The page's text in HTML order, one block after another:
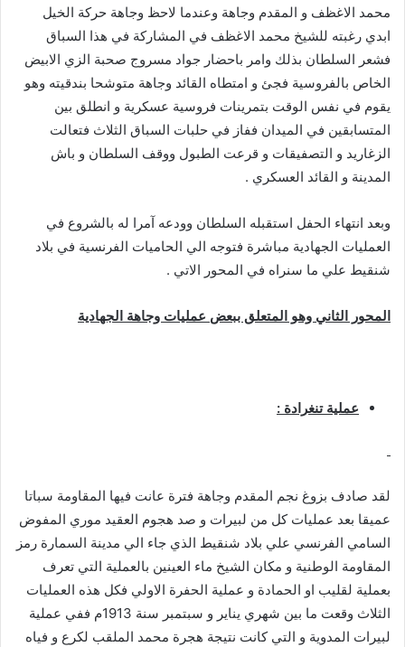
محمد الاغظف و المقدم وجاهة وعندما لاحظ وجاهة حركة الخيل
ابدي رغبته للشيخ محمد الاغظف في المشاركة في هذا السباق
فشعر السلطان بذلك وامر باحضار جواد مسروج صحبة الزي الابيض
الخاص بالفروسية فجئ و امتطاه القائد وجاهة متوشحا بندقيته وهو
يقوم في نفس الوقت بتمرينات فروسية عسكرية و انطلق بين
المتسابقين في الميدان ففاز في حلبات السباق الثلاث فتعالت
الزغاريد و التصفيقات و قرعت الطبول ووقف السلطان و باش
المدينة و القائد العسكري .
وبعد انتهاء الحفل استقبله السلطان وودعه آمرا له بالشروع في
العمليات الجهادية مباشرة فتوجه الي الحاميات الفرنسية في بلاد
شنقيط علي ما سنراه في المحور الاتي .
المحور الثاني وهو المتعلق ببعض عمليات وجاهة الجهادية
عملية تنغرادة :
لقد صادف بزوغ نجم المقدم وجاهة فترة عانت فيها المقاومة سباتا
عميقا بعد عمليات كل من لبيرات و صد هجوم العقيد موري المفوض
السامي الفرنسي علي بلاد شنقيط الذي جاء الي مدينة السمارة رمز
المقاومة الوطنية و مكان الشيخ ماء العينين بالعملية التي تعرف
بعملية لقليب او الحمادة و عملية الحفرة الاولي فكل هذه العمليات
الثلاث وقعت ما بين شهري يناير و سبتمبر سنة 1913م ففي عملية
لبيرات المدوية و التي كانت نتيجة هجرة محمد الملقب لكرع و فياه